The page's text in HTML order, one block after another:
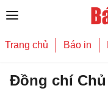
Trang chủ Báo in
Đồng chí